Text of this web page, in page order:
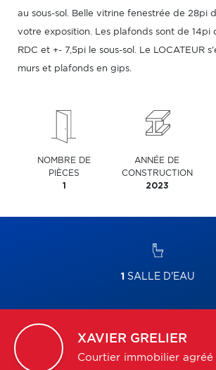
au sous-sol. Belle vitrine fenestrée de 28pi
votre exposition. Les plafonds sont de 14pi
RDC et +- 7,5pi le sous-sol. Le LOCATEUR
murs et plafonds en gips.
NOMBRE DE
PIÈCES
1
ANNÉE DE
CONSTRUCTION
2023
1 SALLE D'EAU
XAVIER GRELIER
Courtier immobilier agréé